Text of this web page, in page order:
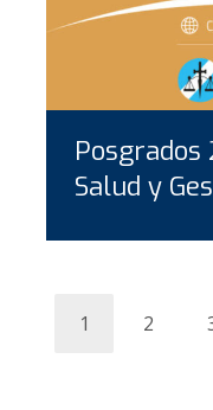
Posgrados
Salud y
1 2